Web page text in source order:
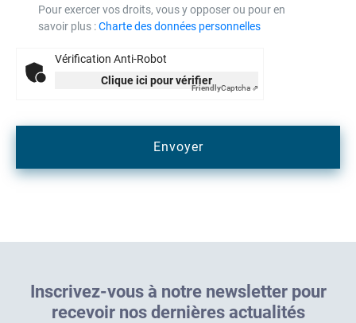
Pour exercer vos droits, vous y opposer ou pour en
savoir plus :Charte des données personnelles
Vérification Anti-Robot
Clique ici pour vérifier
FriendlyCaptcha ⇗
Inscrivez-vous à notre newsl etter pour
recevoir nos dernières actua ités